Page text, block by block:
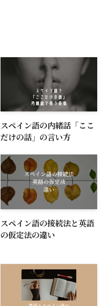
スペイン語の内緒話「ここ
だけの話」の言い方
スペイン語の接続法と英語
の仮定法の違い